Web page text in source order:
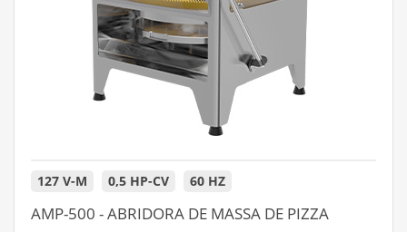
127 V-M 0,5 HP-CV 60 HZ
AMP-500 - ABRIDORA DE MASSA DE PIZZA